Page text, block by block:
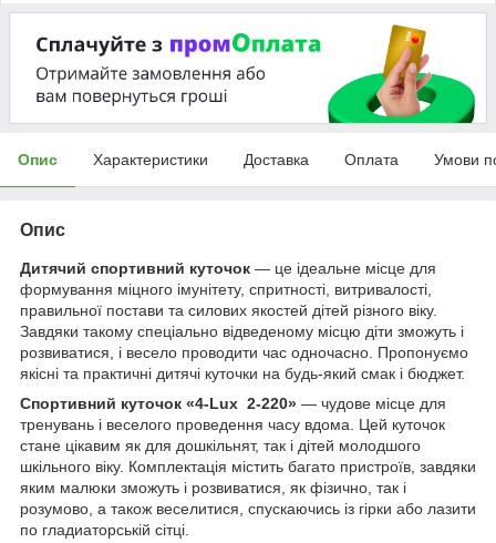
Опис Характеристики Доставка Оплата Умови
Опис
Дитячий спортивний куточок — це ідеальне місце для
формування міцного імунітету, спритності, витривалості,
правильної постави та силових якостей дітей різного віку.
Завдяки такому спеціально відведеному місцю діти зможуть і
розвиватися, і весело проводити час одночасно. Пропонуємо
якісні та практичні дитячі куточки на будь-який смак і бюджет.
Спортивний куточок «4-Lux 2-220» — чудове місце для
тренувань і веселого проведення часу вдома. Цей куточок
стане цікавим як для дошкільнят, так і дітей молодшого
шкільного віку. Комплектація містить багато пристроїв, завдяки
яким малюки зможуть і розвиватися, як фізично, так і
розумово, а також веселитися, спускаючись із гірки або лазити
по гладиаторській сітці.